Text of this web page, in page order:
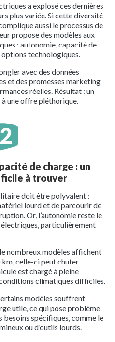
a explosé ces dernières
plus variée. Si cette diversité
aussi le processus de
propose des modèles aux
: autonomie, capacité de
technologiques.
avec des données
et des promesses marketing
réelles. Résultat : un
une offre pléthorique.
de charge : un
à trouver
doit être polyvalent :
lourd et de parcourir de
Or, l’autonomie reste le
électriques, particulièrement
nombreux modèles affichent
km, celle-ci peut chuter
est chargé à pleine
climatiques difficiles.
modèles souffrent
utile, ce qui pose problème
besoins spécifiques, comme le
ou d’outils lourds.